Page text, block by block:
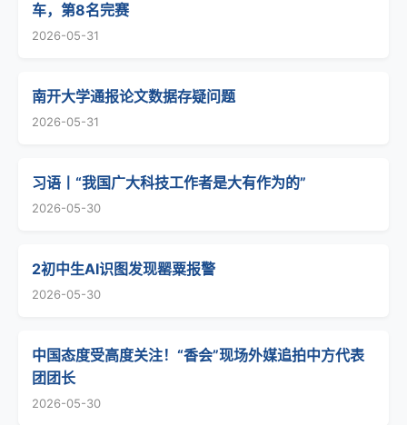
车，第8名完赛
2026-05-31
南开大学通报论文数据存疑问题
2026-05-31
习语丨“我国广大科技工作者是大有作为的”
2026-05-30
2初中生AI识图发现罂粟报警
2026-05-30
中国态度受高度关注！“香会”现场外媒追拍中方代表
团团长
2026-05-30